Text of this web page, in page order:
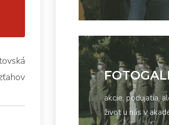
akcie, podujatia,
život u nás v